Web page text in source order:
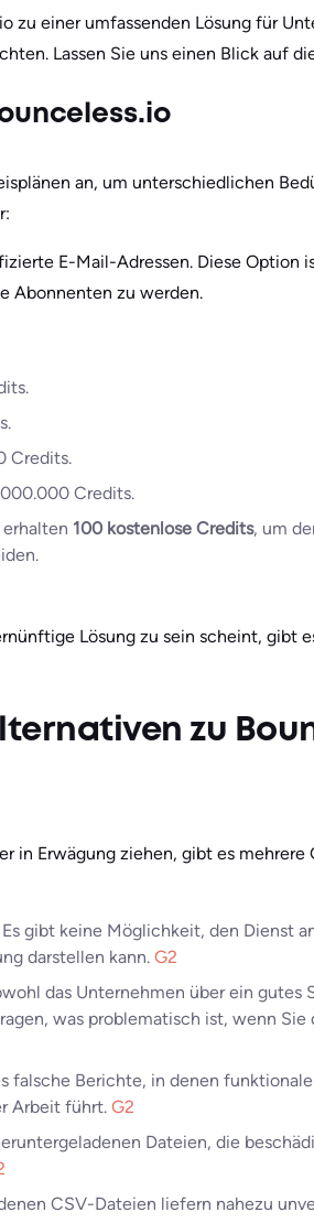
zu einer umfassenden Lösung für
Lassen Sie uns einen Blick auf
an, um unterschiedlichen
E-Mail-Adressen. Diese Option
Abonnenten zu werden.
Credits.
Credits.
100 kostenlose Credits, um
Lösung zu sein scheint, gibt
zu
in Erwägung ziehen, gibt es mehrere
Es gibt keine Möglichkeit, den Dienst
darstellen kann. G2
das Unternehmen über ein gutes
was problematisch ist, wenn Sie
falsche Berichte, in denen
Arbeit führt. G2
Dateien, die
CSV-Dateien liefern nahezu